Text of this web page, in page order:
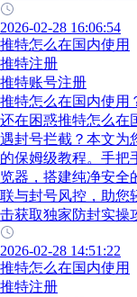
2026-02-28 16:06:54
推特怎么在国内使用
推特注册
推特账号注册
推特怎么在国内使用
还在困惑推特怎么在
遇封号拦截？本文为
的保姆级教程。手把
览器，搭建纯净安全
联与封号风控，助您
击获取独家防封实操
2026-02-28 14:51:22
推特怎么在国内使用
推特注册